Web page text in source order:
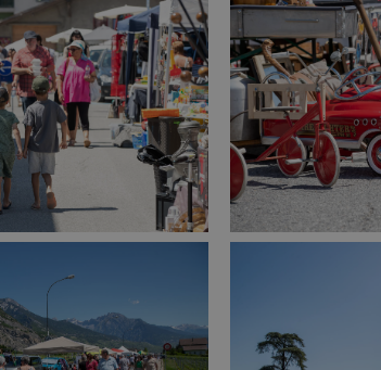
Rencontres
Samedis-Littéraires
Apéros-Littéraires